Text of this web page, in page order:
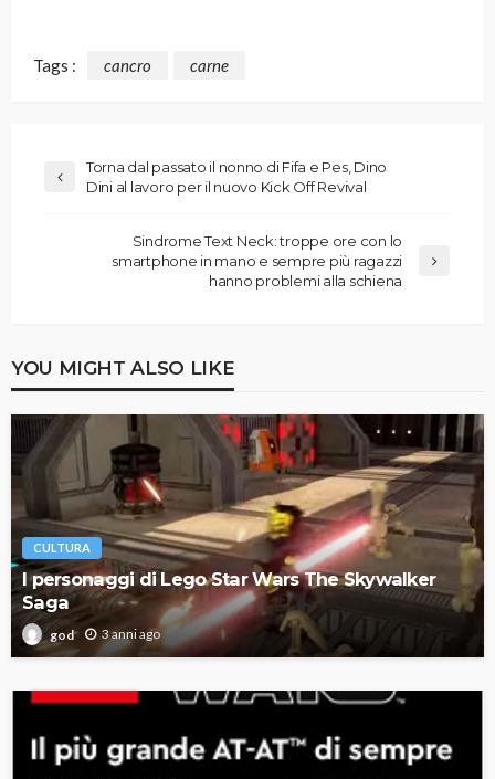
Tags : cancro carne
Torna dal passato il nonno di Fifa e Pes, Dino
Dini al lavoro per il nuovo Kick Off Revival
Sindrome Text Neck: troppe ore con lo
smartphone in mano e sempre più ragazzi
hanno problemi alla schiena
YOU MIGHT ALSO LIKE
CULTURA
I personaggi di Lego Star Wars The Skywalker
Saga
god 3 anni ago